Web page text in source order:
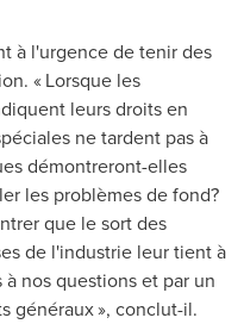
à l'urgence de tenir des
« Lorsque les
leurs droits en
ne tardent pas à
démontreront-elles
les problèmes de fond?
que le sort des
de l'industrie leur tient à
nos questions et par un
généraux », conclut-il.